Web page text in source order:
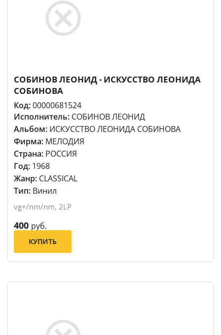
СОБИНОВ ЛЕОНИД - ИСКУССТВО ЛЕОНИДА
СОБИНОВА
Код:00000681524
Исполнитель: СОБИНОВ ЛЕОНИД
Альбом: ИСКУССТВО ЛЕОНИДА СОБИНОВА
Фирма: МЕЛОДИЯ
Страна: РОССИЯ
Год: 1968
Жанр: CLASSICAL
Тип: Винил
vg+/nm/nm, 2LP
400 руб.
КУПИТЬ